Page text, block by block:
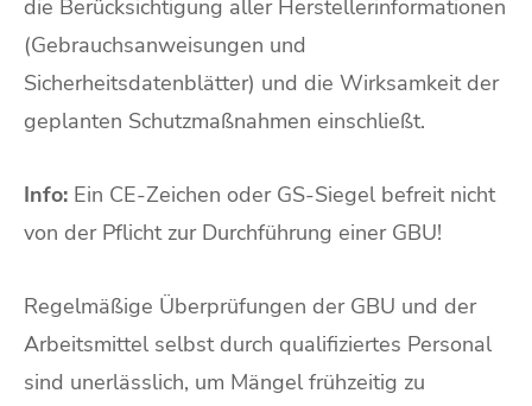
die Berücksichtigung aller Herstellerinformationen
(Gebrauchsanweisungen und
Sicherheitsdatenblätter) und die Wirksamkeit der
geplanten Schutzmaßnahmen einschließt.
Info: Ein CE-Zeichen oder GS-Siegel befreit nicht
von der Pflicht zur Durchführung einer GBU!
Regelmäßige Überprüfungen der GBU und der
Arbeitsmittel selbst durch qualifiziertes Personal
sind unerlässlich, um Mängel frühzeitig zu